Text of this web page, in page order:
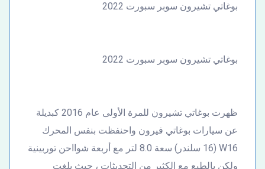
بوغاتي تشيرون سوبر سبورت 2022
بوغاتي تشيرون سوبر سبورت 2022
ظهرت بوغاتي تشيرون للمرة الأولى عام 2016 كبديلة
عن سيارات بوغاتي فيرون واحنفظت بنفس المحرك
W16 (16 سلندر) سعة 8.0 لتر مع أربعة شوااحن توربينية
ولكن بالطبع مع الكثير من التحديثات ، حيث بلغت